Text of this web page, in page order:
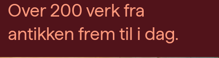
Over 200 verk fra
antikken frem til i dag.